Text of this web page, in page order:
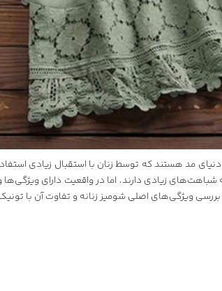
مد هستند که توسط زنان با استقبال زیادی
زیادی دارند، اما در واقعیت دارای
ویژگی‌های اصلی شومیز زنانه و تفاوت آن با